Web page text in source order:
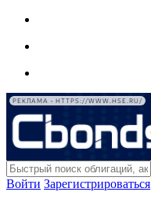
РЕКЛАМА • HTTPS://WWW.HSE.RU/
Войти Зарегистрироваться